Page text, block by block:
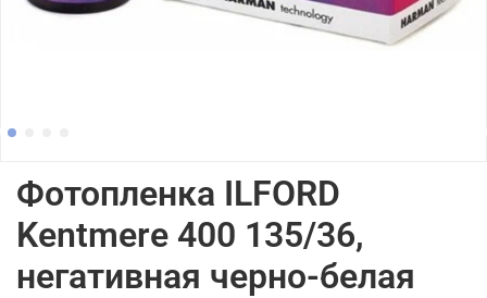
Фотопленка ILFORD
Kentmere 400 135/36,
негативная черно-белая